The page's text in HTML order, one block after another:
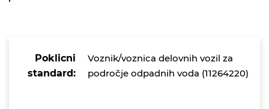
Poklicni
standard:
Voznik/voznica delovnih vozil za
področje odpadnih voda (11264220)